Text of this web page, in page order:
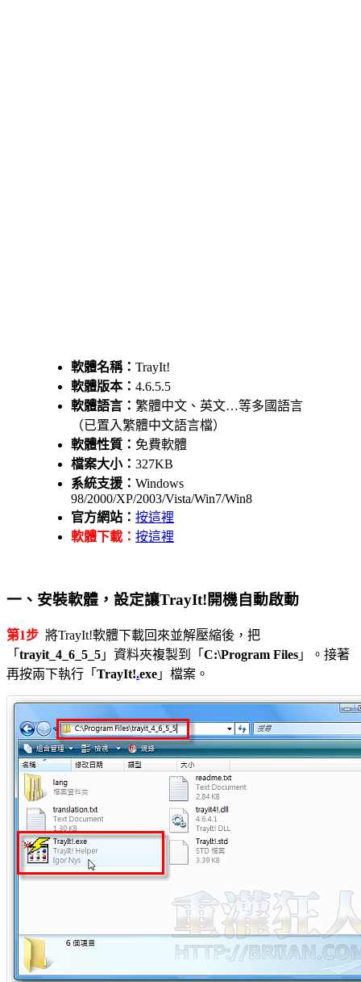
軟體名稱： TrayIt!
軟體版本： 4.6.5.5
軟體語言： 繁體中文、英文…等多國語言
（已置入繁體中文語言檔）
軟體性質： 免費軟體
檔案大小： 327KB
系統支援： Windows
98/2000/XP/2003/Vista/Win7/Win8
官方網站： 按這裡
軟體下載： 按這裡
一、安裝軟體，設定讓TrayIt!開機自動啟動
第1步 將TrayIt!軟體下載回來並解壓縮後，把
「 trayit_4_6_5_5 」資料夾複製到「 C:\Program Files 」。接著
再按兩下執行「 TrayIt!.exe 」檔案。